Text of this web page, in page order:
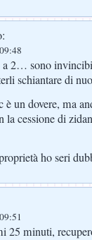
2… sono
schiantare di
un dovere, ma
la cessione di
ho seri
25 minuti,